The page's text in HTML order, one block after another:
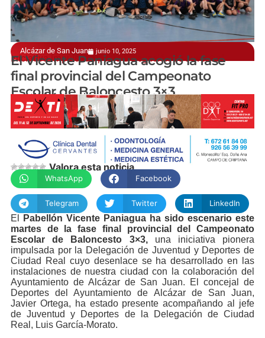
Alcázar de San Juan junio 10, 2025
Iniciativa impulsada por la Delegación de Juventud
El Vicente Paniagua acogió la fase
final provincial del Campeonato
Escolar de Baloncesto 3×3
manchainformacion.com
Valora esta noticia
WhatsApp Facebook
Telegram Twitter LinkedIn
El
Pabellón Vicente Paniagua ha sido escenario este
martes de la fase final provincial del Campeonato
Escolar de Baloncesto 3×3,una iniciativa pionera
impulsada por la Delegación de Juventud y Deportes de
Ciudad Real cuyo desenlace se ha desarrollado en las
instalaciones de nuestra ciudad con la colaboración del
Ayuntamiento de Alcázar de San Juan. El concejal de
Deportes del Ayuntamiento de Alcázar de San Juan,
Javier Ortega, ha estado presente acompañando al jefe
de Juventud y Deportes de la Delegación de Ciudad
Real, Luis García-Morato.